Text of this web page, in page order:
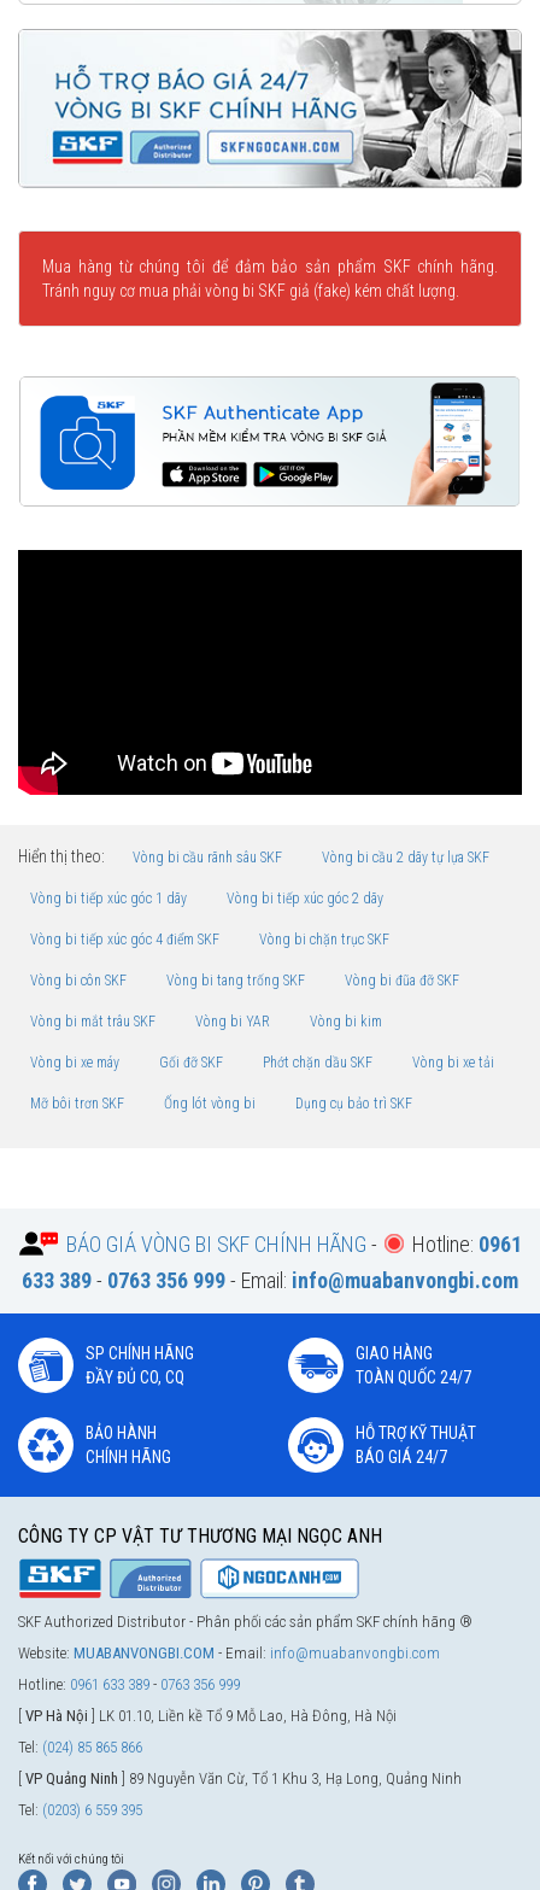
Mua hàng từ chúng tôi để đảm bảo sản phẩm SKF chính hãng.
Tránh nguy cơ mua phải vòng bi SKF giả (fake) kém chất lượng.
Hiển thị theo: Vòng bi cầu rãnh sâu SKF Vòng bi cầu 2 dãy tự lựa SKF
Vòng bi tiếp xúc góc 1 dãy Vòng bi tiếp xúc góc 2 dãy
Vòng bi tiếp xúc góc 4 điểm SKF Vòng bi chặn trục SKF
Vòng bi côn SKF Vòng bi tang trống SKF Vòng bi đũa đỡ SKF
Vòng bi mắt trâu SKF Vòng bi YAR Vòng bi kim
Vòng bi xe máy Gối đỡ SKF Phớt chặn dầu SKF Vòng bi xe tải
Mỡ bôi trơn SKF Ống lót vòng bi Dụng cụ bảo trì SKF
BÁO GIÁ VÒNG BI SKF CHÍNH HÃNG - Hotline: 0961
633 389- 0763 356 999- Email: info@muabanvongbi.com
SP CHÍNH HÃNG
ĐẦY ĐỦ CO, CQ
GIAO HÀNG
TOÀN QUỐC 24/7
BẢO HÀNH
CHÍNH HÃNG
HỖ TRỢ KỸ THUẬT
BÁO GIÁ 24/7
CÔNG TY CP VẬT TƯ THƯƠNG MẠI NGỌC ANH
SKF Authorized Distributor - Phân phối các sản phẩm SKF chính hãng ®
Website: MUABANVONGBI.COM - Email: info@muabanvongbi.com
Hotline: 0961 633 389 - 0763 356 999
VP Hà Nội ] LK 01.10, Liền kề Tổ 9 Mỗ Lao, Hà Đông, Hà Nội
Tel: (024) 85 865 866
VP Quảng Ninh ] 89 Nguyễn Văn Cừ, Tổ 1 Khu 3, Hạ Long, Quảng Ninh
Tel: (0203) 6 559 395
Kết nối với chúng tôi